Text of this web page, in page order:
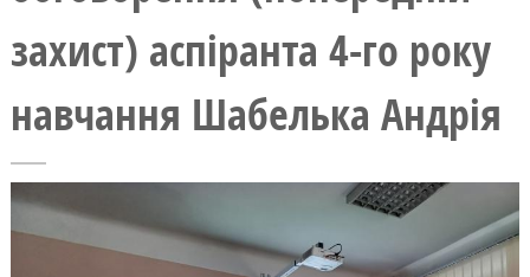
захист) аспіранта 4-го року
навчання Шабелька Андрія